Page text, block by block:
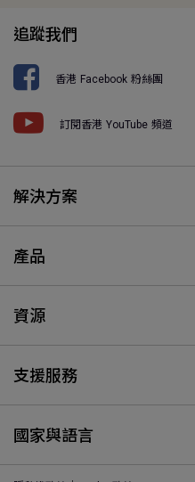
追蹤我們
香港 Facebook 粉絲團
訂閱香港 YouTube 頻道
解決方案
產品
資源
支援服務
國家與語言